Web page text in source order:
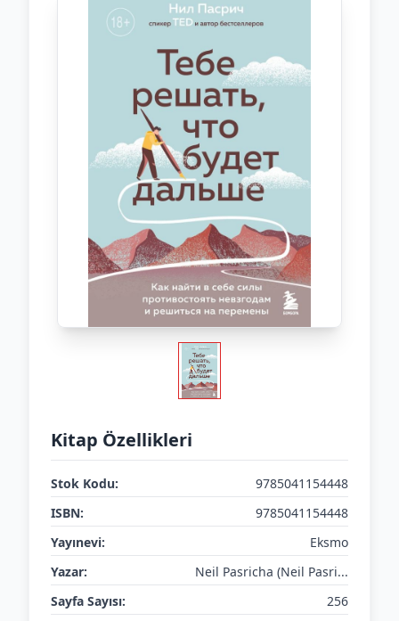
Kitap Özellikleri
Stok Kodu:
9785041154448
ISBN:
9785041154448
Yayınevi:
Eksmo
Yazar:
Neil Pasricha (Neil Pasri...
Sayfa Sayısı:
256